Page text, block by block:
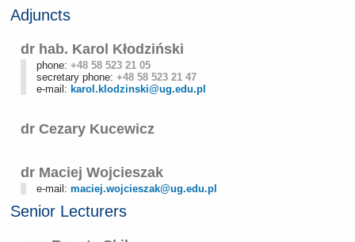
Adjuncts
dr hab. Karol Kłodziński
phone: +48 58 523 21 05
secretary phone: +48 58 523 21 47
e-mail: karol.klodzinski@ug.edu.pl
dr Cezary Kucewicz
dr Maciej Wojcieszak
e-mail: maciej.wojcieszak@ug.edu.pl
Senior Lecturers